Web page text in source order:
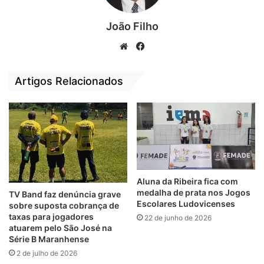
Já o Expressinho terá pela frente o Bate
Cana, com compromisso marcado para o dia
13 de novembro, também no estádio
Gaiolão, na Vila Conceição/João de Deus.
COPA DE RUA 2022
A competição que reúne 13 equipes,
dividas em dois grupos (A e B), tem a
organização do DADJD e conta com o apoio
João Filho
We
Artigos Relacionados
TV Band faz denúncia grave
sobre suposta cobrança de
taxas para jogadores
atuarem pelo São José na
Série B Maranhense
2 de julho de 2026
Aluna da Ribeira fica com
medalha de prata nos Jogos
Escolares Ludovicenses
22 de junho de 2026